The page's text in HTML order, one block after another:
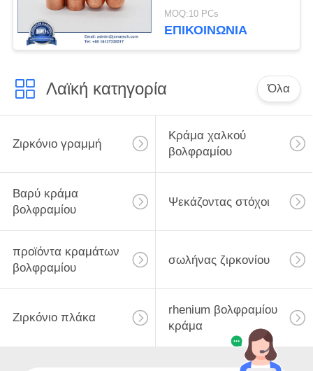
αντίστασης
MOQ:10 PCs
ΕΠΙΚΟΙΝΩΝΊΑ
Λαϊκή κατηγορία Όλα
Ζιρκόνιο γραμμή
Κράμα χαλκού
βολφραμίου
Βαρύ κράμα
βολφραμίου
Ψεκάζοντας στόχοι
προϊόντα κραμάτων
βολφραμίου
σωλήνας ζιρκονίου
Ζιρκόνιο πλάκα
rhenium βολφραμίου
κράμα